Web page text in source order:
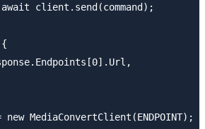
client.send(command);
{
MediaConvertClient(ENDPOINT);